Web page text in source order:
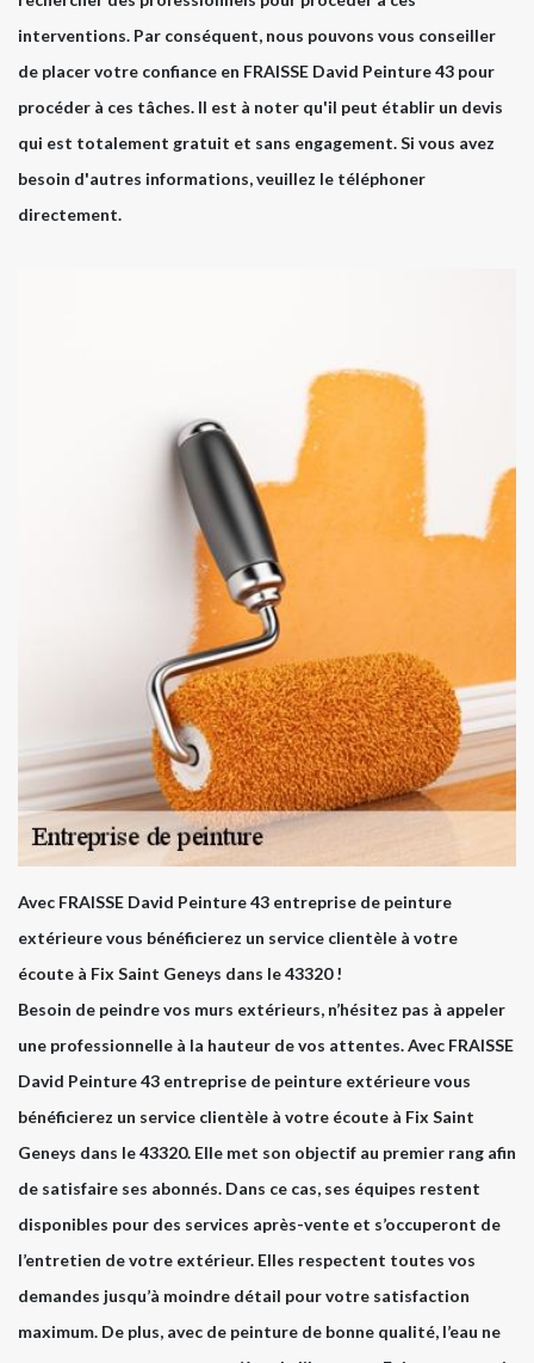
interventions. Par conséquent, nous pouvons vous conseiller
de placer votre confiance en FRAISSE David Peinture 43 pour
procéder à ces tâches. Il est à noter qu'il peut établir un devis
qui est totalement gratuit et sans engagement. Si vous avez
besoin d'autres informations, veuillez le téléphoner
directement.
Avec FRAISSE David Peinture 43 entreprise de peinture
extérieure vous bénéficierez un service clientèle à votre
écoute à Fix Saint Geneys dans le 43320 !
Besoin de peindre vos murs extérieurs, n’hésitez pas à appeler
une professionnelle à la hauteur de vos attentes. Avec FRAISSE
David Peinture 43 entreprise de peinture extérieure vous
bénéficierez un service clientèle à votre écoute à Fix Saint
Geneys dans le 43320. Elle met son objectif au premier rang afin
de satisfaire ses abonnés. Dans ce cas, ses équipes restent
disponibles pour des services après-vente et s’occuperont de
l’entretien de votre extérieur. Elles respectent toutes vos
demandes jusqu’à moindre détail pour votre satisfaction
maximum. De plus, avec de peinture de bonne qualité, l’eau ne